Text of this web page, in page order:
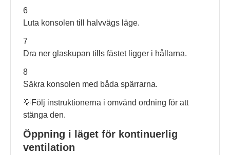
6
Luta konsolen till halvvägs läge.
7
Dra ner glaskupan tills fästet ligger i hållarna.
8
Säkra konsolen med båda spärrarna.
💡Följ instruktionerna i omvänd ordning för att
stänga den.
Öppning i läget för kontinuerlig
ventilation